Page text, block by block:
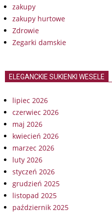
zakupy
zakupy hurtowe
Zdrowie
Zegarki damskie
ELEGANCKIE SUKIENKI WESELE
lipiec 2026
czerwiec 2026
maj 2026
kwiecień 2026
marzec 2026
luty 2026
styczeń 2026
grudzień 2025
listopad 2025
październik 2025